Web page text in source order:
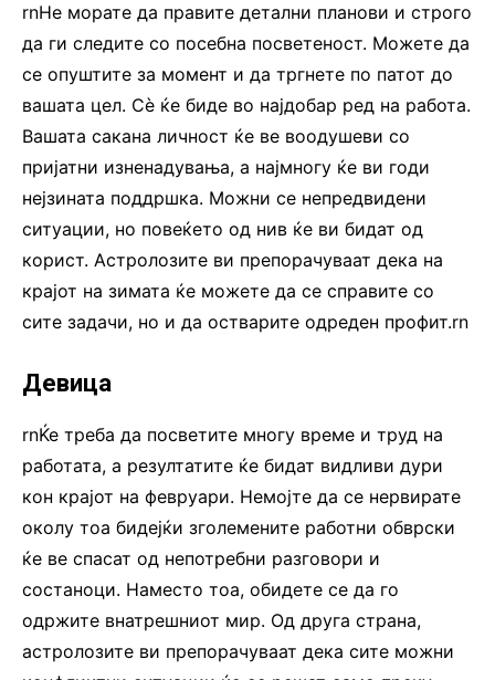
rnНе морате да правите детални планови и строго
да ги следите со посебна посветеност. Можете да
се опуштите за момент и да тргнете по патот до
вашата цел. Сè ќе биде во најдобар ред на работа.
Вашата сакана личност ќе ве воодушеви со
пријатни изненадувања, а најмногу ќе ви годи
нејзината поддршка. Можни се непредвидени
ситуации, но повеќето од нив ќе ви бидат од
корист. Астролозите ви препорачуваат дека на
крајот на зимата ќе можете да се справите со
сите задачи, но и да остварите одреден профит.rn
Девица
rnЌе треба да посветите многу време и труд на
работата, а резултатите ќе бидат видливи дури
кон крајот на февруари. Немојте да се нервирате
околу тоа бидејќи зголемените работни обврски
ќе ве спасат од непотребни разговори и
состаноци. Наместо тоа, обидете се да го
одржите внатрешниот мир. Од друга страна,
астролозите ви препорачуваат дека сите можни